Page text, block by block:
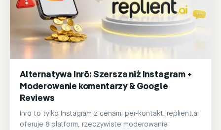
Alternatywa Inrō: Szersza niż Instagram +
Moderowanie komentarzy & Google
Reviews
Inrō to tylko Instagram z cenami per-kontakt. replient.ai
oferuje 8 platform, rzeczywiste moderowanie